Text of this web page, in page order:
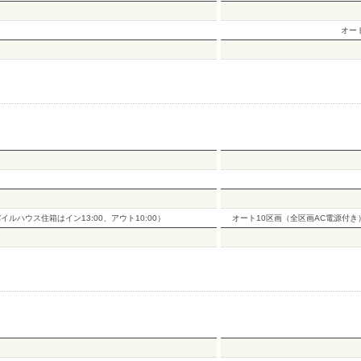
オー
ルハウス住箱はイン13:00、アウト10:00） オート10区画（全区画AC電源付